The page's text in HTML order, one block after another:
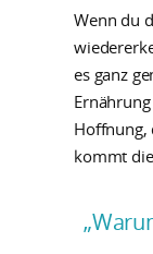
Wenn du
es ganz
Hoffnung,
kommt